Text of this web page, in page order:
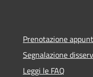
Prenotazione
Segnalazione
Leggi le FAQ